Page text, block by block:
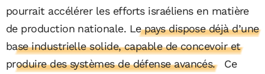
pourrait accélérer les efforts israéliens en matière
de production nationale. Le pays dispose déjà d’une
base industrielle solide, capable de concevoir et
produire des systèmes de défense avancés.
Ce